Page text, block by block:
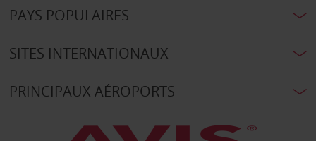
PAYS POPULAIRES
SITES INTERNATIONAUX
PRINCIPAUX AÉROPORTS